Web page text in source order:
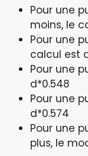
Pour une
moins, le
Pour une
calcul est
Pour une
d*0.548
Pour une
d*0.574
Pour une
plus, le